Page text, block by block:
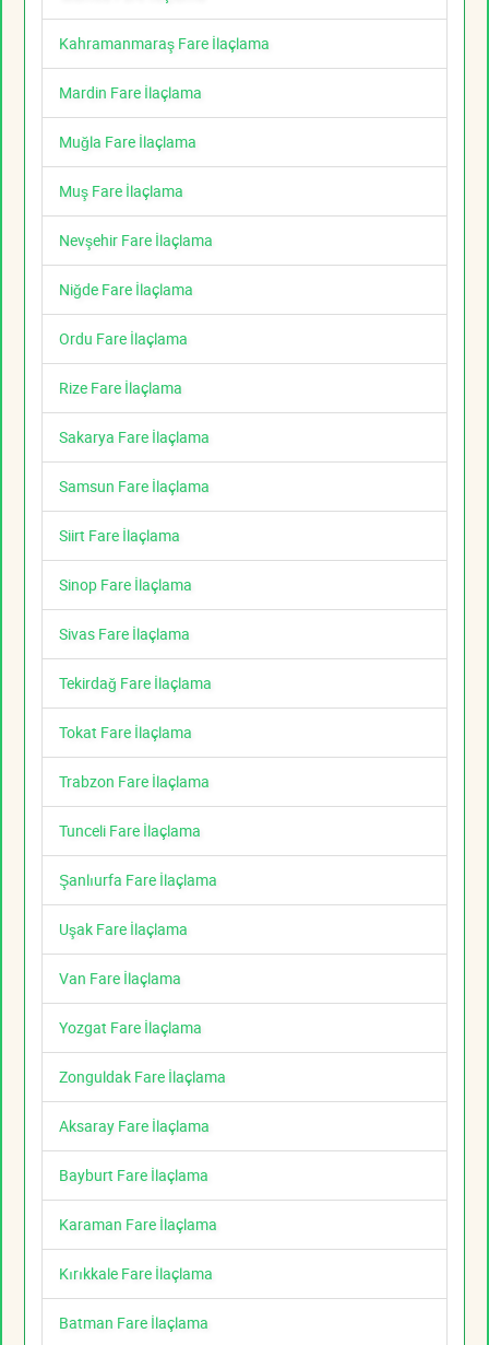
Kahramanmaraş Fare İlaçlama
Mardin Fare İlaçlama
Muğla Fare İlaçlama
Muş Fare İlaçlama
Nevşehir Fare İlaçlama
Niğde Fare İlaçlama
Ordu Fare İlaçlama
Rize Fare İlaçlama
Sakarya Fare İlaçlama
Samsun Fare İlaçlama
Siirt Fare İlaçlama
Sinop Fare İlaçlama
Sivas Fare İlaçlama
Tekirdağ Fare İlaçlama
Tokat Fare İlaçlama
Trabzon Fare İlaçlama
Tunceli Fare İlaçlama
Şanlıurfa Fare İlaçlama
Uşak Fare İlaçlama
Van Fare İlaçlama
Yozgat Fare İlaçlama
Zonguldak Fare İlaçlama
Aksaray Fare İlaçlama
Bayburt Fare İlaçlama
Karaman Fare İlaçlama
Kırıkkale Fare İlaçlama
Batman Fare İlaçlama